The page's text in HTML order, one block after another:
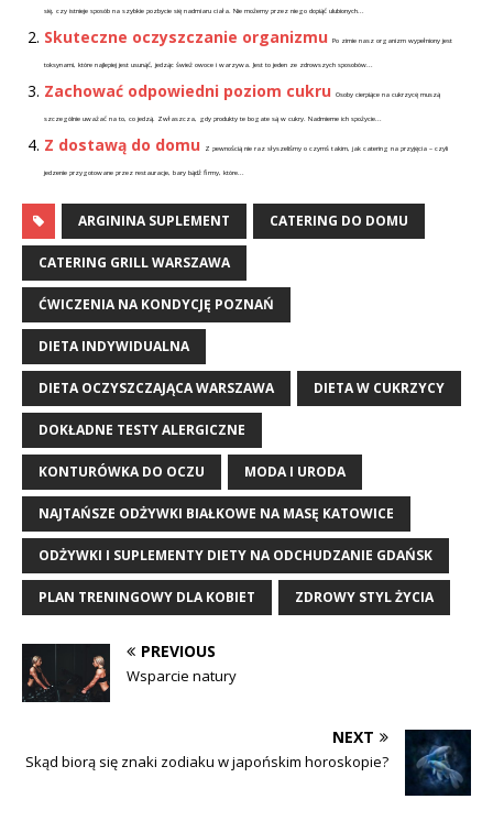
się, czy istnieje sposób na szybkie pozbycie się nadmiaru ciała. Nie możemy przez niego dopiąć ulubionych...
Skuteczne oczyszczanie organizmu Po zimie nasz organizm wypełniony jest
toksynami, które najlepiej jest usunąć, jedząc śwież owoce i warzywa. Jest to jeden ze zdrowszych sposobów...
Zachować odpowiedni poziom cukru Osoby cierpiące na cukrzycę muszą
szczególnie uważać na to, co jedzą. Zwłaszcza, gdy produkty te bogate są w cukry. Nadmierne ich spożycie...
Z dostawą do domu Z pewnością nie raz słyszeliśmy o czymś takim, jak catering na przyjęcia – czyli
jedzenie przygotowane przez restauracje, bary bądź firmy, które...
ARGININA SUPLEMENT CATERING DO DOMU
CATERING GRILL WARSZAWA
ĆWICZENIA NA KONDYCJĘ POZNAŃ
DIETA INDYWIDUALNA
DIETA OCZYSZCZAJĄCA WARSZAWA DIETA W CUKRZYCY
DOKŁADNE TESTY ALERGICZNE
KONTURÓWKA DO OCZU MODA I URODA
NAJTAŃSZE ODŻYWKI BIAŁKOWE NA MASĘ KATOWICE
ODŻYWKI I SUPLEMENTY DIETY NA ODCHUDZANIE GDAŃSK
PLAN TRENINGOWY DLA KOBIET ZDROWY STYL ŻYCIA
PREVIOUS
Wsparcie natury
NEXT
Skąd biorą się znaki zodiaku w japońskim horoskopie?